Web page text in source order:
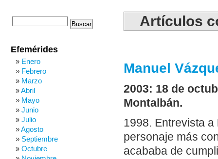
Artículos
Manuel
2003: 18 de
Montalbán.
1998. Entrevista a
personaje más
acababa de
Efemérides
Enero
Febrero
Marzo
Abril
Mayo
Junio
Julio
Agosto
Septiembre
Octubre